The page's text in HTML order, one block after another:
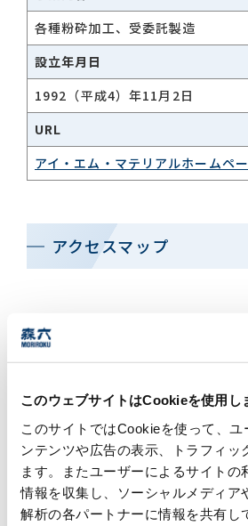
このウェブサイトはCookieを使用し
このサイトではCookieを使って、ユ
ンテンツや広告の表示、トラフィッ
ます。またユーザーによるサイトの
情報を収集し、ソーシャルメディア
解析の各パートナーに情報を共有し
各種粉砕加工、受委託製造
設立年月日
1992（平成4）年11月2日
URL
アイ・エム・マテリアルホームペ
アクセスマップ
関連リンク